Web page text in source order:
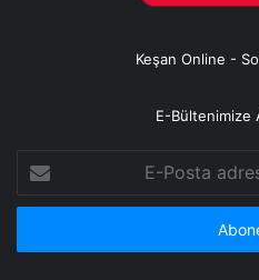
Keşan Online -
E-Bültenimize
Posta
adresinizi